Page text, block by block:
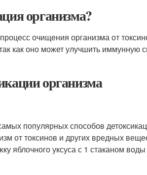
организма?
очищения организма от
как оно может улучшить иммунную
организма
популярных способов
от токсинов и других вредных
яблочного уксуса с 1 стаканом